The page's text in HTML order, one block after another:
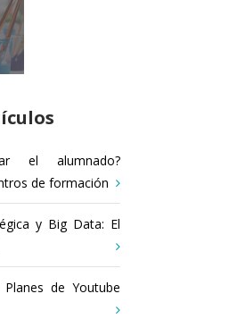
el alumnado?
de formación
y Big Data: El
de Youtube